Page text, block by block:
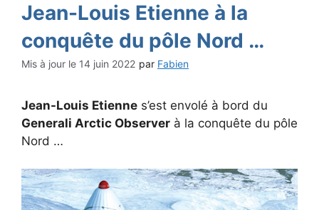
Jean-Louis Etienne à la
conquête du pôle Nord …
14 juin 2022 par Fabien
Jean-Louis Etienne s’est envolé à bord du
Generali Arctic Observer à la conquête du pôle
Nord …